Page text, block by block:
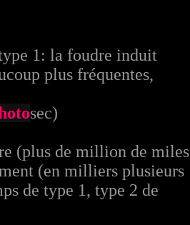
1: la foudre induit
plus fréquentes,
sec)
(plus de million de miles
(en milliers plusieurs
de type 1, type 2 de